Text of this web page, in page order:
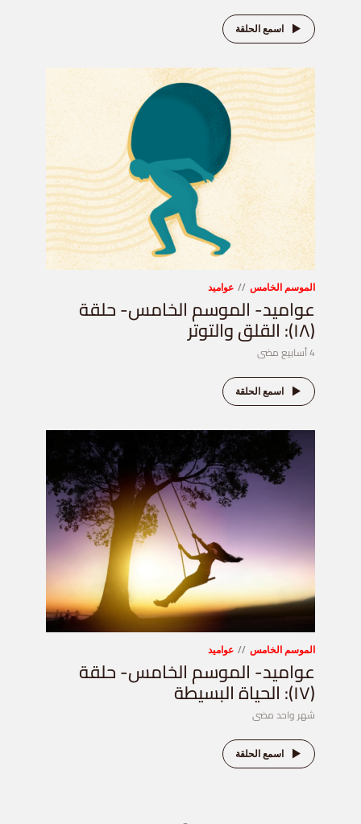
اسمع الحلقة
الموسم الخامس عواميد
عواميد- الموسم الخامس- حلقة
(١٨): القلق والتوتر
4 أسابيع مضى
اسمع الحلقة
الموسم الخامس عواميد
عواميد- الموسم الخامس- حلقة
(١٧): الحياة البسيطة
شهر واحد مضى
اسمع الحلقة